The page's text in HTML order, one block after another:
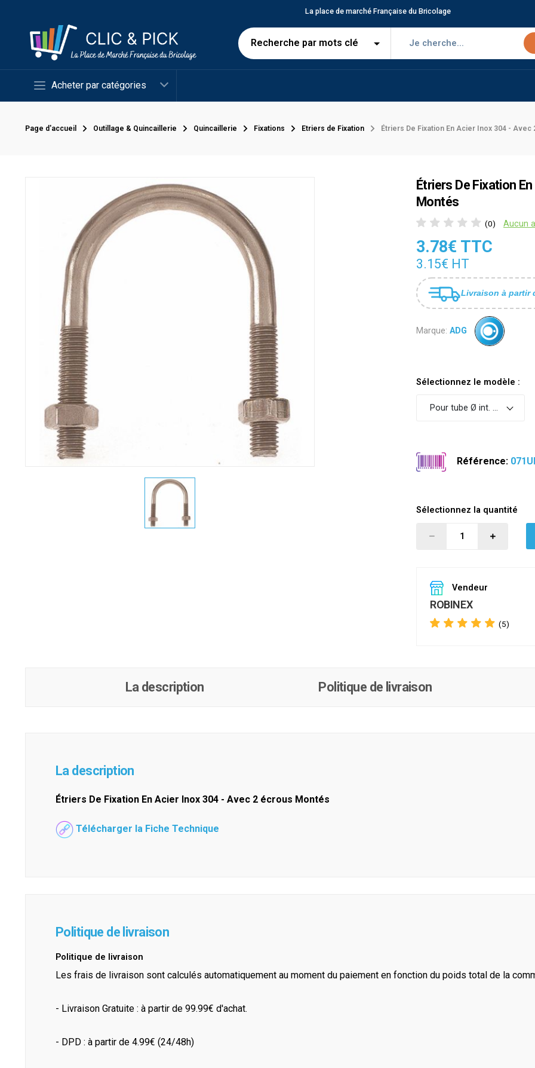
La place de marché Française du Bricolage
Acheter par catégories
Page d'accueil Outillage & Quincaillerie Quincaillerie Fixations Etriers de Fixation Étriers De Fixation En Acier Inox 304 -
Étriers De Fixation
Montés
(0) Aucun
3.78€ TTC
3.15€ HT
Livraison à partir
Marque: ADG
Sélectionnez le modèle :
Pour tube Ø int. 1"1/4 - Ø
Référence:
Sélectionnez la quantité
Vendeur
ROBINEX
(5)
La description Politique de livraison
La description
Étriers De Fixation En Acier Inox 304 - Avec 2 écrous Montés
Télécharger la Fiche Technique
Politique de livraison
Politique de livraison
Les frais de livraison sont calculés automatiquement au moment du paiement en fonction du poids total de la
- Livraison Gratuite : à partir de 99.99€ d'achat.
- DPD : à partir de 4.99€ (24/48h)